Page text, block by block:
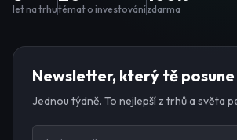
let na trhutémat o investovánízdarma
Newsletter, který tě posune
Jednou týdně. To nejlepší z trhů a světa